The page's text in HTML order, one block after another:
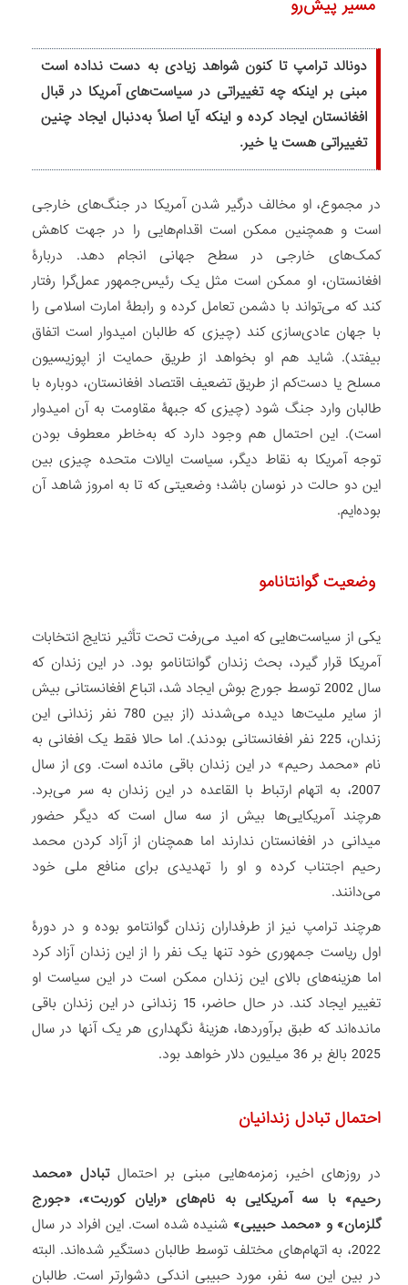
دونالد ترامپ تا کنون شواهد زیادی به دست نداده است
مبنی بر اینکه چه تغییراتی در سیاست‌های آمریکا در قبال
افغانستان ایجاد کرده و اینکه آیا اصلاً به‌دنبال ایجاد چنین
تغییراتی هست یا خیر.
در مجموع، او مخالف درگیر شدن آمریکا در جنگ‌های خارجی
است و همچنین ممکن است اقدام‌هایی را در جهت کاهش
کمک‌های خارجی در سطح جهانی انجام دهد. دربارۀ
افغانستان، او ممکن است مثل یک رئیس‌جمهور عمل‌گرا رفتار
کند که می‌تواند با دشمن تعامل کرده و رابطۀ امارت اسلامی را
با جهان عادی‌سازی کند (چیزی که طالبان امیدوار است اتفاق
بیفتد). شاید هم او بخواهد از طریق حمایت از اپوزیسیون
مسلح یا دست‌کم از طریق تضعیف اقتصاد افغانستان، دوباره با
طالبان وارد جنگ شود (چیزی که جبهۀ مقاومت به آن امیدوار
است). این احتمال هم وجود دارد که به‌خاطر معطوف بودن
توجه آمریکا به نقاط دیگر، سیاست ایالات متحده چیزی بین
این دو حالت در نوسان باشد؛ وضعیتی که تا به امروز شاهد آن
بوده‌ایم.
یکی از سیاست‌هایی که امید می‌رفت تحت تأثیر نتایج انتخابات
آمریکا قرار گیرد، بحث زندان گوانتانامو بود. در این زندان که
سال 2002 توسط جورج بوش ایجاد شد، اتباع افغانستانی بیش
از سایر ملیت‌ها دیده می‌شدند (از بین 780 نفر زندانی این
زندان، 225 نفر افغانستانی بودند). اما حالا فقط یک افغانی به
نام «محمد رحیم» در این زندان باقی مانده است. وی از سال
2007، به اتهام ارتباط با القاعده در این زندان به سر می‌برد.
هرچند آمریکایی‌ها بیش از سه سال است که دیگر حضور
میدانی در افغانستان ندارند اما همچنان از آزاد کردن محمد
رحیم اجتناب کرده و او را تهدیدی برای منافع ملی خود
می‌دانند.
هرچند ترامپ نیز از طرفداران زندان گوانتامو بوده و در دورۀ
اول ریاست جمهوری خود تنها یک نفر را از این زندان آزاد کرد
اما هزینه‌های بالای این زندان ممکن است در این سیاست او
تغییر ایجاد کند. در حال حاضر، 15 زندانی در این زندان باقی
مانده‌اند که طبق برآوردها، هزینۀ نگهداری هر یک آنها در سال
2025 بالغ بر 36 میلیون دلار خواهد بود.
احتمال تبادل زندانیان
در روزهای اخیر، زمزمه‌هایی مبنی بر احتمالتبادل «محمد
رحیم» با سه آمریکایی به نام‌های «رایان کوربت»، «جورج
گلزمان» و «محمد حبیبی» شنیده شده است. این افراد در سال
2022، به اتهام‌های مختلف توسط طالبان دستگیر شده‌اند. البته
در بین این سه نفر، مورد حبیبی اندکی دشوارتر است. طالبان